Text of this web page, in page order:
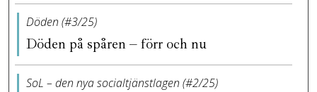
Döden (#3/25)
Döden på spåren – förr och nu
SoL – den nya socialtjänstlagen (#2/25)